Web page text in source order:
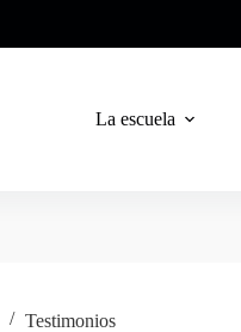
La escuela
Testimonios